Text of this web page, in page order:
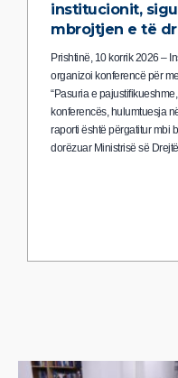
institucionit,
mbrojtjen e të
Prishtinë, 10 korrik 2026 –
organizoi konferencë për
“Pasuria e
konferencës, hulumtuesja
raporti është përgatitur mbi
dorëzuar Ministrisë së